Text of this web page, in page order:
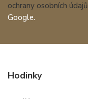
ochrany osobních údajů
Google.
Hodinky